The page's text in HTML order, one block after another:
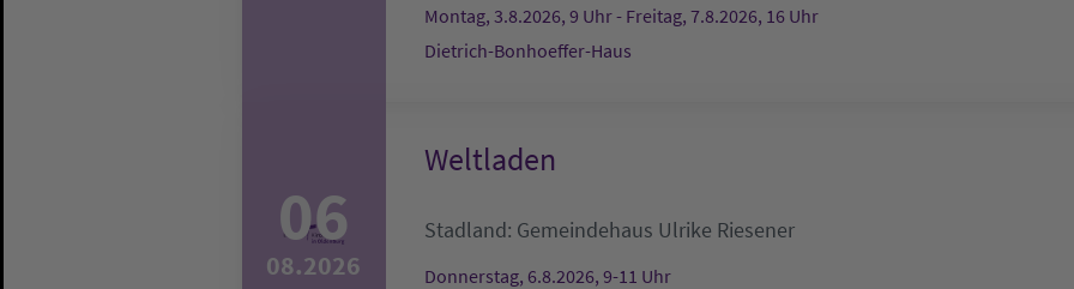
Montag, 3.8.2026, 9 Uhr - Freitag, 7.8.2026, 16 Uhr
Dietrich-Bonhoeffer-Haus
06
08.2026
Weltladen
Stadland: Gemeindehaus Ulrike Riesener
Donnerstag, 6.8.2026, 9-11 Uhr